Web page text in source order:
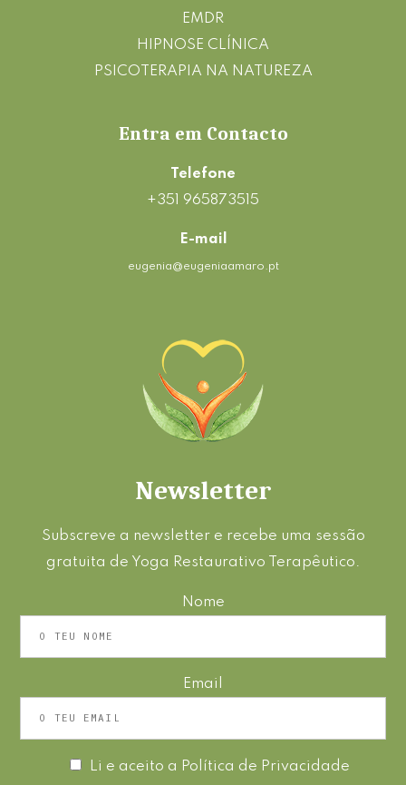
EMDR
HIPNOSE CLÍNICA
PSICOTERAPIA NA NATUREZA
Entra em Contacto
Telefone
+351 965873515
E-mail
eugenia@eugeniaamaro.pt
Newsletter
Subscreve a newsletter e recebe uma sessão
gratuita de Yoga Restaurativo Terapêutico.
Nome
Email
Li e aceito a Política de Privacidade